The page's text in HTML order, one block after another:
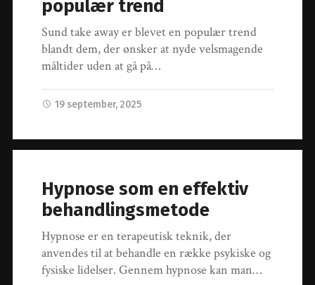
populær trend
Sund take away er blevet en populær trend
blandt dem, der ønsker at nyde velsmagende
måltider uden at gå på…
19 september, 2025
Hypnose som en effektiv
behandlingsmetode
Hypnose er en terapeutisk teknik, der
anvendes til at behandle en række psykiske og
fysiske lidelser. Gennem hypnose kan man…